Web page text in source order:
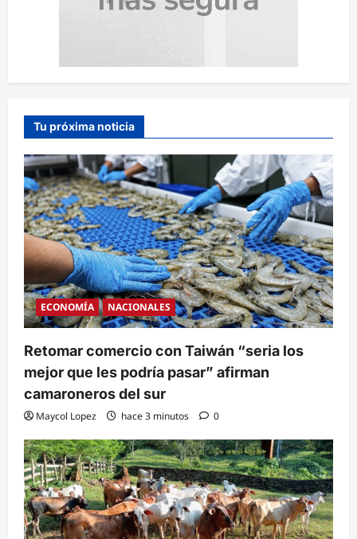
Tu próxima noticia
ECONOMÍA NACIONALES
Retomar comercio con Taiwán “seria los
mejor que les podría pasar” afirman
camaroneros del sur
Maycol Lopez hace 3 minutos 0